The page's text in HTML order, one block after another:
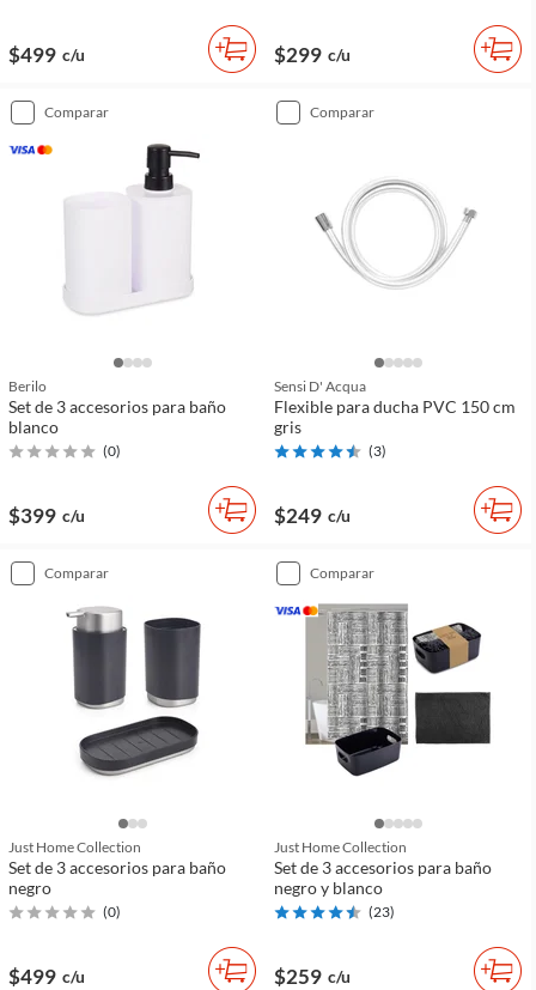
$499 c/u $299 c/u
comparar
Berilo
Set de 3 accesorios para baño
blanco
(0)
$399 c/u
comparar
Sensi D' Acqua
Flexible para ducha PVC 150 cm
gris
(3)
$249 c/u
comparar
Just Home Collection
Set de 3 accesorios para baño
negro
(0)
$499 c/u
comparar
Just Home Collection
Set de 3 accesorios para baño
negro y blanco
(23)
$259 c/u